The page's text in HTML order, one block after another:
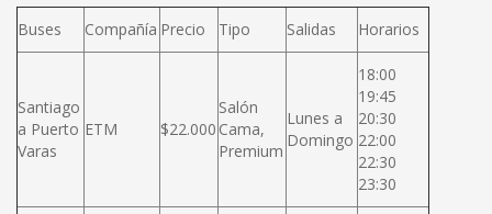
Buses Compañía Precio Tipo Salidas Horarios
Santiago
a Puerto
Varas
ETM $22.000
Salón
Cama,
Premium
Lunes a
Domingo
18:00
19:45
20:30
22:00
22:30
23:30